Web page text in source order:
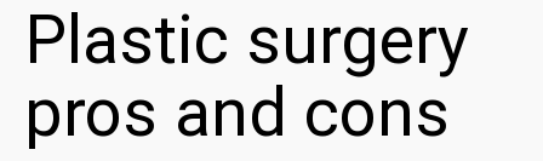
Plastic surgery
pros and cons